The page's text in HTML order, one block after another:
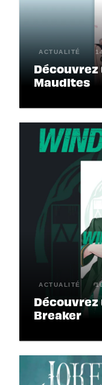
ACTUALITÉ
Maudites
ACTUALITÉ
Breaker